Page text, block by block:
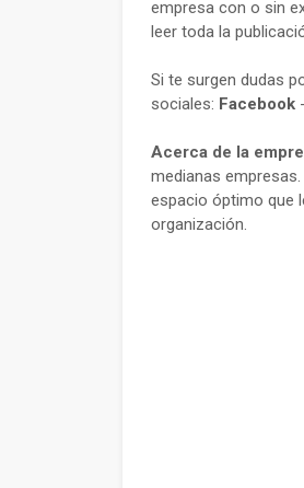
empresa con o sin
leer toda la
Si te surgen dudas
sociales: Facebook -
Acerca de la
medianas
espacio óptimo que
organización.